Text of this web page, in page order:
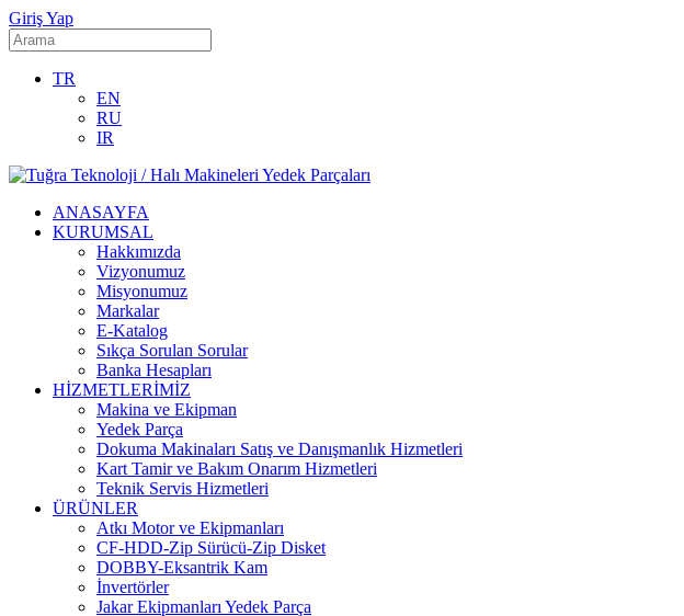
Giriş Yap
TR
EN
RU
IR
ANASAYFA
KURUMSAL
Hakkımızda
Vizyonumuz
Misyonumuz
Markalar
E-Katalog
Sıkça Sorulan Sorular
Banka Hesapları
HİZMETLERİMİZ
Makina ve Ekipman
Yedek Parça
Dokuma Makinaları Satış ve Danışmanlık Hizmetleri
Kart Tamir ve Bakım Onarım Hizmetleri
Teknik Servis Hizmetleri
ÜRÜNLER
Atkı Motor ve Ekipmanları
CF-HDD-Zip Sürücü-Zip Disket
DOBBY-Eksantrik Kam
İnvertörler
Jakar Ekipmanları Yedek Parça